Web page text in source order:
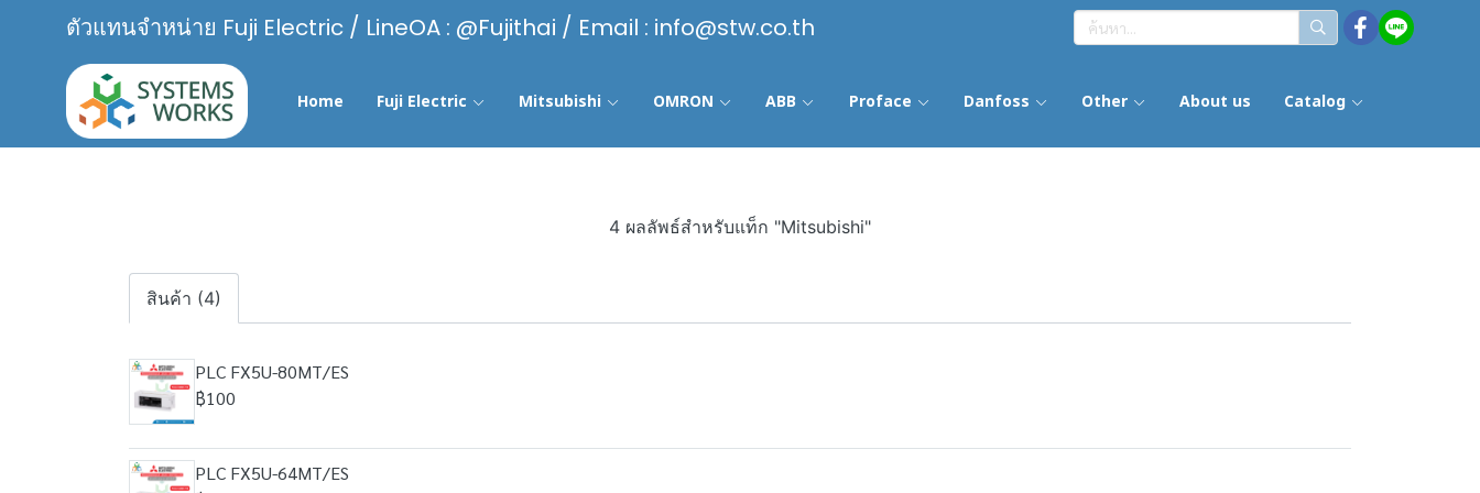
ตัวแทนจำหน่าย Fuji Electric / LineOA : @Fujithai / Email : info@stw.co.th
Home Fuji Electric Mitsubishi OMRON ABB Proface Danfoss Other About us Catalog
4 ผลลัพธ์สำหรับแท็ก "Mitsubishi"
สินค้า (4)
PLC FX5U-80MT/ES
฿100
PLC FX5U-64MT/ES